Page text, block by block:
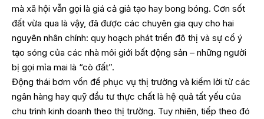
mà xã hội vẫn gọi là giá cả giả tạo hay bong bóng. Cơn sốt
đất vừa qua là vậy, đã được các chuyên gia quy cho hai
nguyên nhân chính: quy hoạch phát triển đô thị và sự cố ý
tạo sóng của các nhà môi giới bất động sản – những người
bị gọi mỉa mai là “cò đất”.
Động thái bơm vốn để phục vụ thị trường và kiếm lời từ các
ngân hàng hay quỹ đầu tư thực chất là hệ quả tất yếu của
chu trình kinh doanh theo thị trường. Tuy nhiên, tiếp theo đó